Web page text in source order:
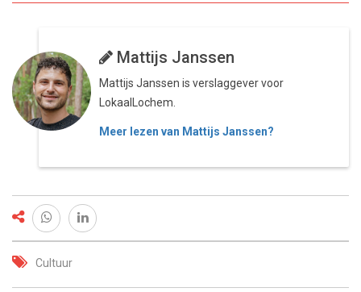
Mattijs Janssen
Mattijs Janssen is verslaggever voor
LokaalLochem.
Meer lezen van Mattijs Janssen?
Cultuur